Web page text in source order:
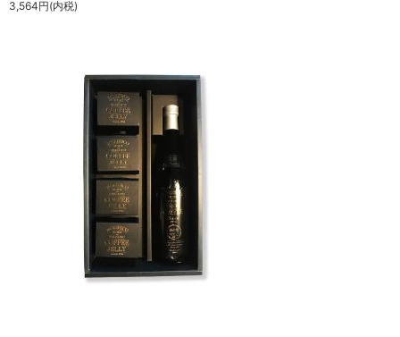
3,564円(内税)